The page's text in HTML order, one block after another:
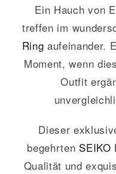
Ein Hauch von
treffen im
Ring aufeinander.
Moment, wenn
Outfit
Dieser
begehrten SEIKO
Qualität und